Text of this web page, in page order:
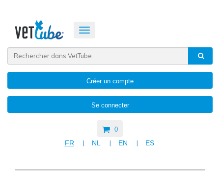
Toggle
Créer un compte
Se connecter
0
FR | NL | EN | ES